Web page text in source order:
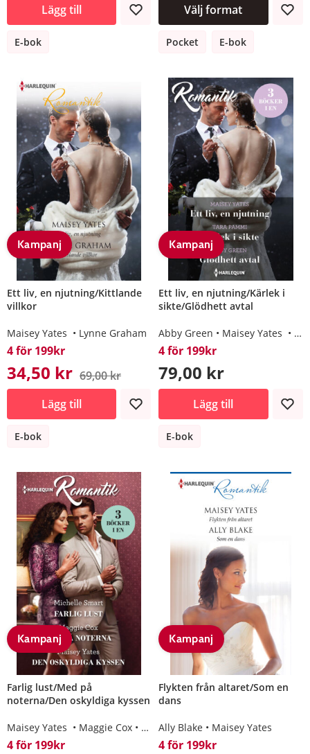
Lägg till
E-bok
Välj format
Pocket E-bok
Kampanj
Ett liv, en njutning/Kittlande
villkor
Maisey Yates Lynne Graham
4 för 199kr
34,50 kr 69,00 kr
Lägg till
E-bok
Kampanj
Ett liv, en njutning/Kärlek i
sikte/Glödhett avtal
Abby Green Maisey Yates
4 för 199kr
79,00 kr
Lägg till
E-bok
Kampanj
Farlig lust/Med på
noterna/Den oskyldiga kyssen
Maisey Yates Maggie Cox Michelle Smart
4 för 199kr
Kampanj
Flykten från altaret/Som en
dans
Ally Blake Maisey Yates
4 för 199kr